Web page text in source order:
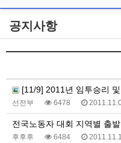
공지사항
[11/9] 2011년 임투승리 및 철도안전 쟁취!! 철
선전부 6478
전국노동자 대회 지역별 출
후후후 6484